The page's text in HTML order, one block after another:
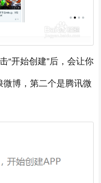
“开始创建”后，会让你
博，第二个是腾讯微